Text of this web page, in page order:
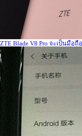
ZTE Blade V8 Pro จะเป็นมื